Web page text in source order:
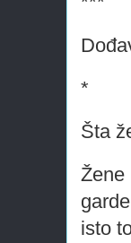
*
Šta
Žene
isto